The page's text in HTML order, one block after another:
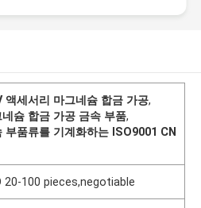
액세서리 마그네슘 합금 가공,
네슘 합금 가공 금속 부품,
부품류를 기계화하는 ISO9001 CN
20-100 pieces,negotiable